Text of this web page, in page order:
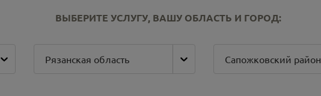
ВЫБЕРИТЕ УСЛУГУ, ВАШУ ОБЛАСТЬ И ГОРОД:
Рязанская область Сапожковский район